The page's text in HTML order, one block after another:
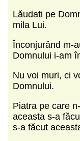
Lăudați pe
mila Lui.
Înconjurând m-
Domnului i-am
Nu voi muri, ci
Domnului.
Piatra pe care
aceasta s-a
s-a făcut